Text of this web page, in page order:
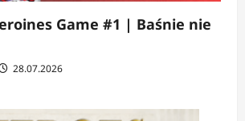
Game #1 | Baśnie nie
28.07.2026